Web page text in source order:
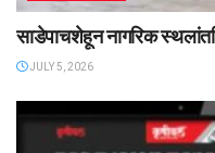
साडेपाचशेहून नागरिक
JULY 5, 2026